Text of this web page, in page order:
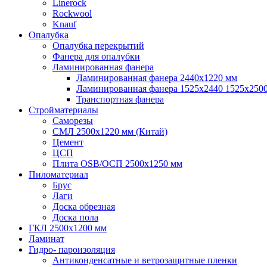
Linerock
Rockwool
Knauf
Опалубка
Опалубка перекрытий
Фанера для опалубки
Ламинированная фанера
Ламинированная фанера 2440х1220 мм
Ламинированная фанера 1525х2440
Транспортная фанера
Стройматериалы
Саморезы
СМЛ 2500х1220 мм (Китай)
Цемент
ЦСП
Плита OSB/ОСП 2500х1250 мм
Пиломатериал
Брус
Лаги
Доска обрезная
Доска пола
ГКЛ 2500х1200 мм
Ламинат
Гидро- пароизоляция
Антиконденсатные и ветрозащитные пленки